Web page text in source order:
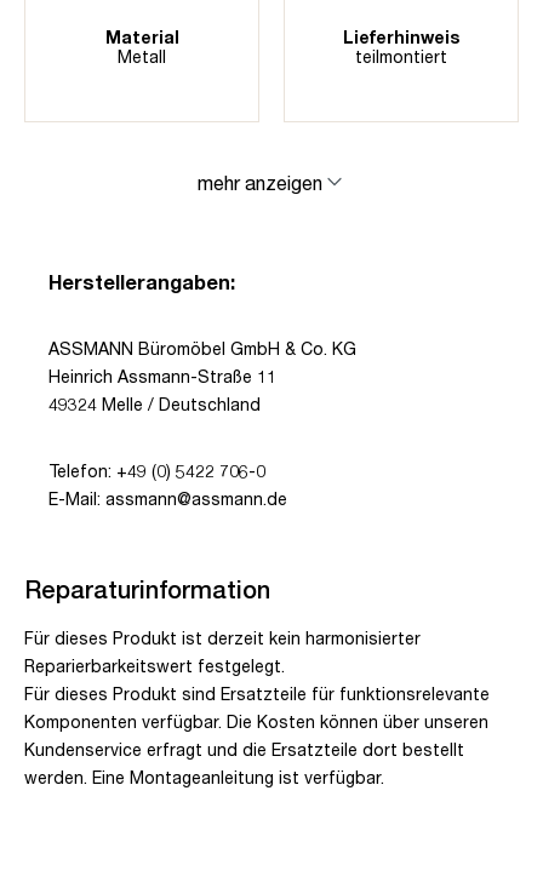
Material
Metall
Lieferhinweis
teilmontiert
mehr anzeigen
Herstellerangaben:
ASSMANN Büromöbel GmbH & Co. KG
Heinrich Assmann-Straße 11
49324 Melle / Deutschland
Telefon: +49 (0) 5422 706-0
E-Mail: assmann@assmann.de
Reparaturinformation
Für dieses Produkt ist derzeit kein harmonisierter
Reparierbarkeitswert festgelegt.
Für dieses Produkt sind Ersatzteile für funktionsrelevante
Komponenten verfügbar. Die Kosten können über unseren
Kundenservice erfragt und die Ersatzteile dort bestellt
werden. Eine Montageanleitung ist verfügbar.